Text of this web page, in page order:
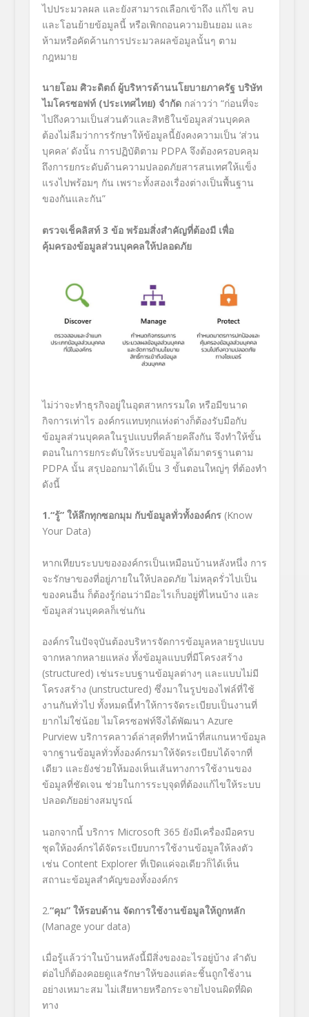
ไปประมวลผล และยังสามารถเลือกเข้าถึง แก้ไข ลบ
และโอนย้ายข้อมูลนี้ หรือเพิกถอนความยินยอม และ
ห้ามหรือคัดค้านการประมวลผลข้อมูลนั้นๆ ตาม
กฎหมาย
นายโอม ศิวะดิตถ์ ผู้บริหารด้านนโยบายภาครัฐ บริษัท
ไมโครซอฟท์ (ประเทศไทย) จำกัด กล่าวว่า “ก่อนที่จะ
ไปถึงความเป็นส่วนตัวและสิทธิในข้อมูลส่วนบุคคล
ต้องไม่ลืมว่าการรักษาให้ข้อมูลนี้ยังคงความเป็น ‘ส่วน
บุคคล’ ดังนั้น การปฏิบัติตาม PDPA จึงต้องครอบคลุม
ถึงการยกระดับด้านความปลอดภัยสารสนเทศให้แข็ง
แรงไปพร้อมๆ กัน เพราะทั้งสองเรื่องต่างเป็นพื้นฐาน
ของกันและกัน”
ตรวจเช็คลิสท์ 3 ข้อ พร้อมสิ่งสำคัญที่ต้องมี เพื่อ
คุ้มครองข้อมูลส่วนบุคคลให้ปลอดภัย
ไม่ว่าจะทำธุรกิจอยู่ในอุตสาหกรรมใด หรือมีขนาด
กิจการเท่าไร องค์กรแทบทุกแห่งต่างก็ต้องรับมือกับ
ข้อมูลส่วนบุคคลในรูปแบบที่คล้ายคลึงกัน จึงทำให้ขั้น
ตอนในการยกระดับให้ระบบข้อมูลได้มาตรฐานตาม
PDPA นั้น สรุปออกมาได้เป็น 3 ขั้นตอนใหญ่ๆ ที่ต้องทำ
ดังนี้
1.“รู้” ให้ลึกทุกซอกมุม กับข้อมูลทั่วทั้งองค์กร (Know
Your Data)
หากเทียบระบบขององค์กรเป็นเหมือนบ้านหลังหนึ่ง การ
จะรักษาของที่อยู่ภายในให้ปลอดภัย ไม่หลุดรั่วไปเป็น
ของคนอื่น ก็ต้องรู้ก่อนว่ามีอะไรเก็บอยู่ที่ไหนบ้าง และ
ข้อมูลส่วนบุคคลก็เช่นกัน
องค์กรในปัจจุบันต้องบริหารจัดการข้อมูลหลายรูปแบบ
จากหลากหลายแหล่ง ทั้งข้อมูลแบบที่มีโครงสร้าง
(structured) เช่นระบบฐานข้อมูลต่างๆ และแบบไม่มี
โครงสร้าง (unstructured) ซึ่งมาในรูปของไฟล์ที่ใช้
งานกันทั่วไป ทั้งหมดนี้ทำให้การจัดระเบียบเป็นงานที่
ยากไม่ใช่น้อย ไมโครซอฟท์จึงได้พัฒนา Azure
Purview บริการคลาวด์ล่าสุดที่ทำหน้าที่สแกนหาข้อมูล
จากฐานข้อมูลทั่วทั้งองค์กรมาให้จัดระเบียบได้จากที่
เดียว และยังช่วยให้มองเห็นเส้นทางการใช้งานของ
ข้อมูลที่ชัดเจน ช่วยในการระบุจุดที่ต้องแก้ไขให้ระบบ
ปลอดภัยอย่างสมบูรณ์
นอกจากนี้ บริการ Microsoft 365 ยังมีเครื่องมือครบ
ชุดให้องค์กรได้จัดระเบียบการใช้งานข้อมูลให้ลงตัว
เช่น Content Explorer ที่เปิดแค่จอเดียวก็ได้เห็น
สถานะข้อมูลสำคัญของทั้งองค์กร
2.“คุม” ให้รอบด้าน จัดการใช้งานข้อมูลให้ถูกหลัก
(Manage your data)
เมื่อรู้แล้วว่าในบ้านหลังนี้มีสิ่งของอะไรอยู่บ้าง ลำดับ
ต่อไปก็ต้องคอยดูแลรักษาให้ของแต่ละชิ้นถูกใช้งาน
อย่างเหมาะสม ไม่เสียหายหรือกระจายไปจนผิดที่ผิด
ทาง